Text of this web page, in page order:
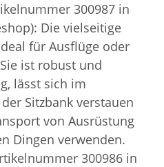
300987 in
Die vielseitige
für Ausflüge oder
ist robust und
lässt sich im
Sitzbank verstauen
von Ausrüstung
Dingen verwenden.
300986 in